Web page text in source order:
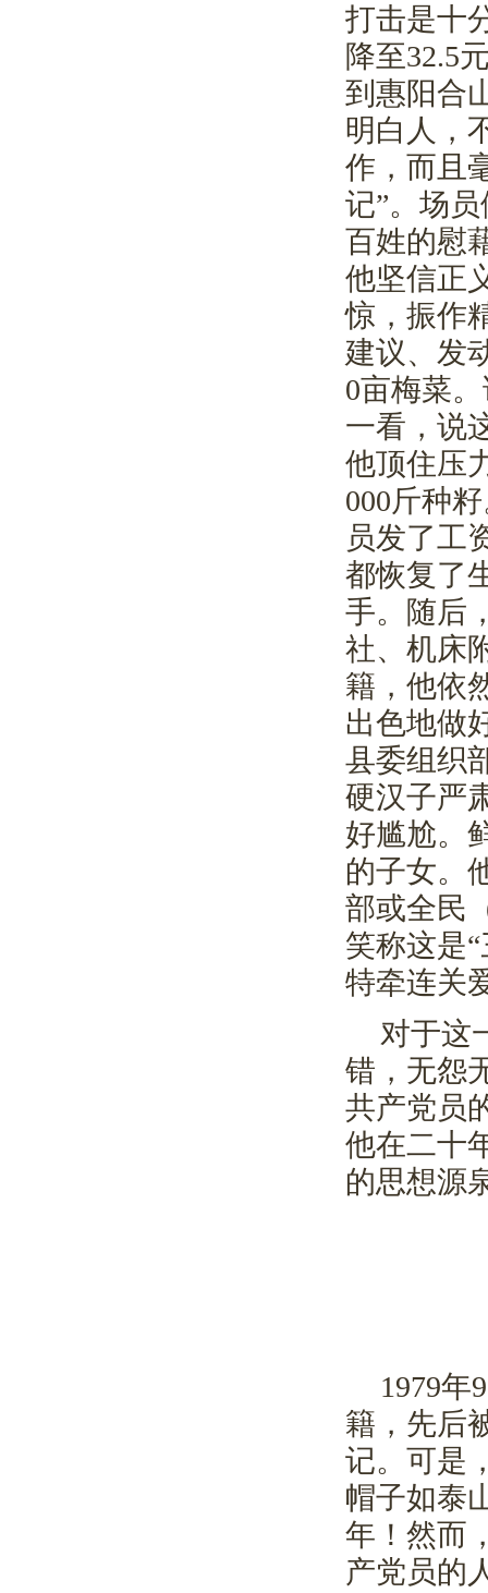
打击是十
降至32.5
到惠阳合
明白人，
作，而且
记”。场
百姓的慰
他坚信正
惊，振作
建议、发
0亩梅菜
一看，说
他顶住压
000斤种
员发了工
都恢复了
手。随后
社、机床
籍，他依
出色地做
县委组织
硬汉子严
好尴尬。
的子女。
部或全民
笑称这是
特牵连关
对于这
错，无怨
共产党员
他在二十
的思想源
1979年9
籍，先后
记。可是
帽子如泰
年！然而
产党员的